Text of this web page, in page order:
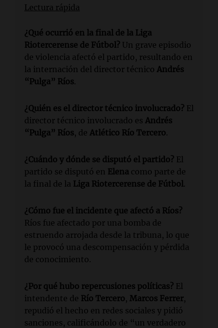
Lectura rápida
¿Qué ocurrió en la final de la Liga
Riotercerense de Fútbol? Un grave episodio
de violencia afectó el partido, resultando en
la internación del director técnico Andrés
“Pulga” Ríos.
¿Quién es el director técnico involucrado? El
director técnico involucrado es Andrés
“Pulga” Ríos, de Atlético Río Tercero.
¿Cuándo y dónde se disputó el partido? El
partido se disputó en Elena como parte de
la final de la Liga Riotercerense de Fútbol .
¿Cómo fue el incidente que afectó a Ríos?
Ríos fue afectado por una bomba de
estruendo arrojada desde la tribuna, lo que
le provocó una descompensación y pérdida
de conocimiento.
¿Por qué hubo repercusiones políticas? El
intendente de Río Tercero, Marcos Ferrer,
repudió el hecho en redes sociales y pidió
sanciones, calificándolo de “un verdadero